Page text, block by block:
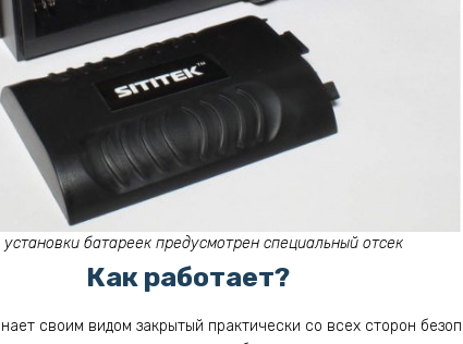
батареек предусмотрен специальный отсек
Как работает?
своим видом закрытый практически со всех сторон